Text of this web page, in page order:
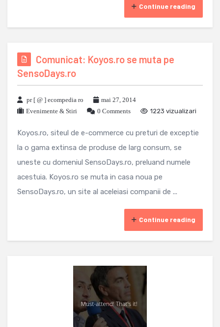
Continue reading
Comunicat: Koyos.ro se muta pe
SensoDays.ro
pr [ @ ] ecompedia ro
mai 27, 2014
Evenimente & Stiri
0 Comments 1223 vizualizari
Koyos.ro, siteul de e-commerce cu preturi de exceptie
la o gama extinsa de produse de larg consum, se
uneste cu domeniul SensoDays.ro, preluand numele
acestuia. Koyos.ro se muta in casa noua pe
SensoDays.ro, un site al aceleiasi companii de ...
Continue reading